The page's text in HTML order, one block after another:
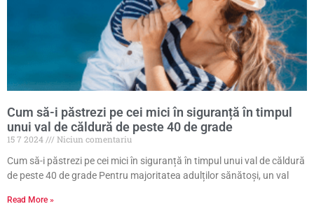
Cum să-i păstrezi pe cei mici în siguranță în timpul
unui val de căldură de peste 40 de grade
15 7 2024
Niciun comentariu
Cum să-i păstrezi pe cei mici în siguranță în timpul unui val de căldură
de peste 40 de grade Pentru majoritatea adulților sănătoși, un val
Read More »